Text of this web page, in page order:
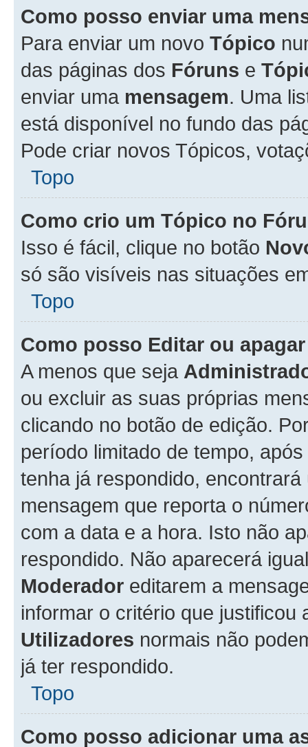
Como posso enviar uma
Para enviar um novo Tópico
das páginas dos Fóruns e
enviar uma mensagem. Uma
está disponível no fundo das
Pode criar novos Tópicos,
Topo
Como crio um Tópico no
Isso é fácil, clique no botão
só são visíveis nas situações
Topo
Como posso Editar ou
A menos que seja
ou excluir as suas próprias
clicando no botão de edição.
período limitado de tempo,
tenha já respondido,
mensagem que reporta o
com a data e a hora. Isto não
respondido. Não aparecerá
Moderador editarem a
informar o critério que
Utilizadores normais não
já ter respondido.
Topo
Como posso adicionar uma